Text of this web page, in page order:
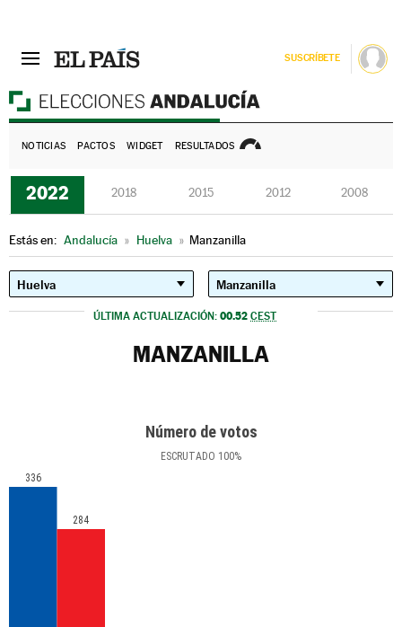
SUSCRÍBETE
NOTICIAS PACTOS WIDGET RESULTADOS
2022 2018 2015 2012 2008
Estás en: Andalucía » Huelva » Manzanilla
ÚLTIMA ACTUALIZACIÓN: 00.52 CEST
MANZANILLA
Número de votos
ESCRUTADO 100%
336
284